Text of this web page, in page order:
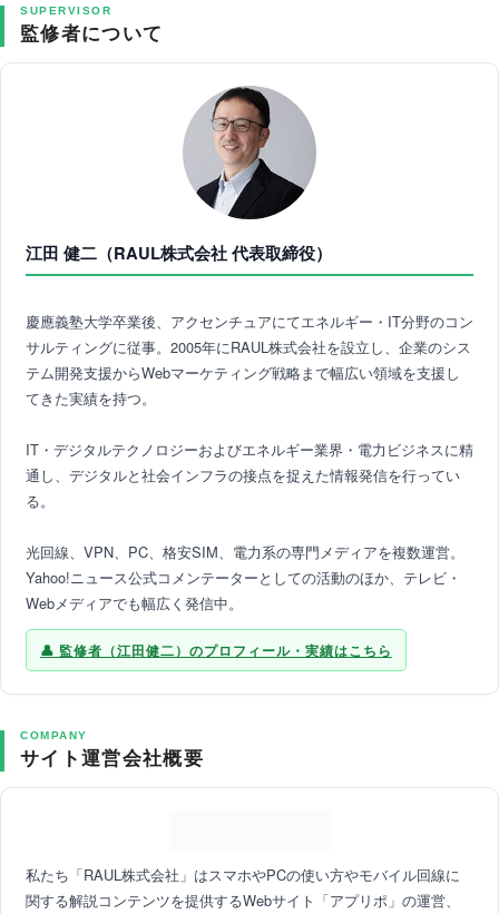
SUPERVISOR
監修者について
江田 健二（RAUL株式会社 代表取締役）
慶應義塾大学卒業後、アクセンチュアにてエネルギー・IT分野のコン
サルティングに従事。2005年にRAUL株式会社を設立し、企業のシス
テム開発支援からWebマーケティング戦略まで幅広い領域を支援し
てきた実績を持つ。
IT・デジタルテクノロジーおよびエネルギー業界・電力ビジネスに精
通し、デジタルと社会インフラの接点を捉えた情報発信を行ってい
る。
光回線、VPN、PC、格安SIM、電力系の専門メディアを複数運営。
Yahoo!ニュース公式コメンテーターとしての活動のほか、テレビ・
Webメディアでも幅広く発信中。
監修者（江田健二）のプロフィール・実績はこちら
COMPANY
サイト運営会社概要
私たち「RAUL株式会社」はスマホやPCの使い方やモバイル回線に
関する解説コンテンツを提供するWebサイト「アプリポ」の運営、